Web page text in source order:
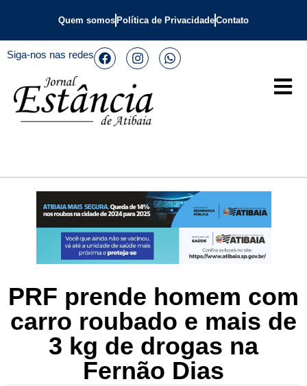
Quem somos Política de PrivacidadeContato
Siga-nos nas redes
PRF prende homem com
carro roubado e mais de
3 kg de drogas na
Fernão Dias